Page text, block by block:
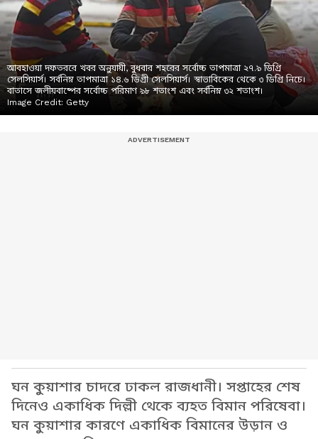
আবহাওয়া দফতররে খবর অনুযায়ী, বুধবার শহরের সর্বোচ্চ তাপমাত্রা ২৭.৯ ডিগ্রি
সেলসিয়ার্স। সর্বনিম্ন তাপমাত্রা ১৪.৬ ডিগ্রী সেলসিয়ার্স। স্বাভাবিকের থেকে ৩ ডিগ্রি নিচে।
বাতাসে জলীয়বাষ্পের সর্বোচ্চ পরিমাণ ৯৮ শতাংশ এবং সর্বনিম্ন ৩২ শতাংশ।
Image Credit: Getty
ঘন কুয়াশার চাদরে ঢাকল রাজধানী। সপ্তাহের শেষ
দিনেও একাধিক দিল্লী থেকে ব্যহত বিমান পরিষেবা।
ঘন কুয়াশার কারণে একাধিক বিমানের উড়ান ও